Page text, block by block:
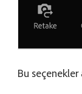
Bu seçenekler